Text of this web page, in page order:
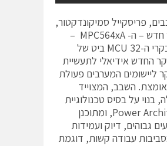
פריסקייל סמיקונדקטור,
צירפה בקר חדש – ה- MPC564xA –
למשפחת בקרי ה-MCU 32 ביט של
החדש אידיאלי לתעשיית
ליישומים המערבים פעולת
השבב, המצוייד
בנוי על בסיס טכנולוגיית
ה-Power Architecture, ומתוכנן
גבוהים, דיוק ועמידות
עבודה קשות, דוגמת